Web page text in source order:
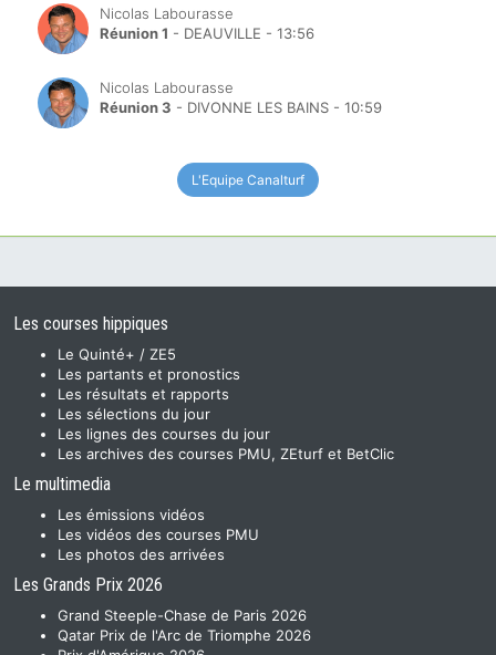
Nicolas Labourasse
Réunion 1 - DEAUVILLE - 13:56
Nicolas Labourasse
Réunion 3 - DIVONNE LES BAINS - 10:59
L'Equipe Canalturf
Les courses hippiques
Le Quinté+ / ZE5
Les partants et pronostics
Les résultats et rapports
Les sélections du jour
Les lignes des courses du jour
Les archives des courses PMU, ZEturf et BetClic
Le multimedia
Les émissions vidéos
Les vidéos des courses PMU
Les photos des arrivées
Les Grands Prix 2026
Grand Steeple-Chase de Paris 2026
Qatar Prix de l'Arc de Triomphe 2026